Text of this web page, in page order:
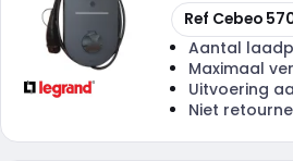
Kopiëren
Ref Cebeo
Aantal
Maximaal
Uitvoering
Niet